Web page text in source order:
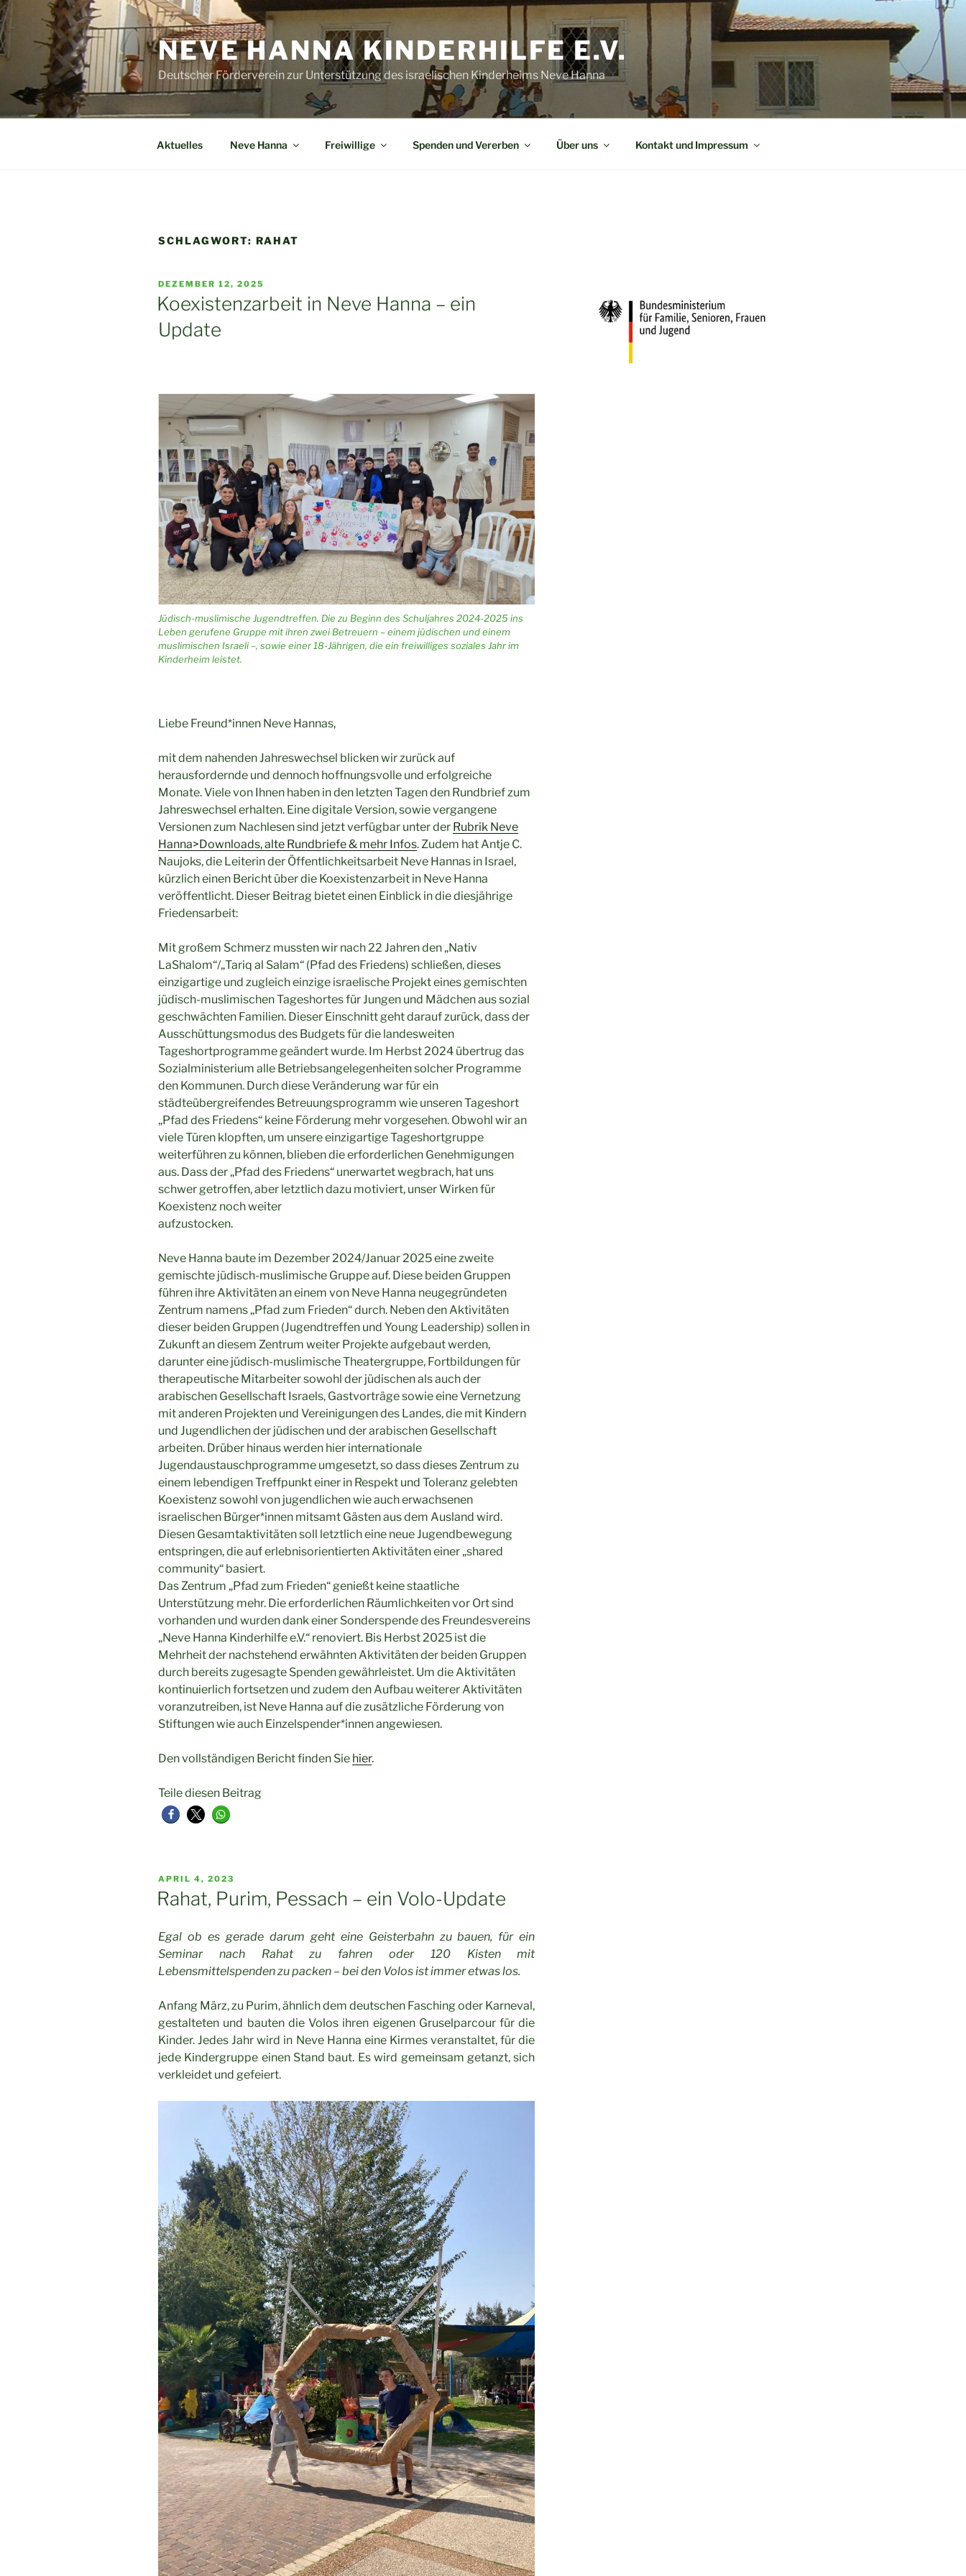
Zum
Inhalt
springen
NEVE HANNA KINDERHILFE E.V.
Deutscher Förderverein zur Unterstützung des israelischen Kinderheims Neve Hanna
Aktuelles Neve Hanna Freiwillige Spenden und Vererben Über uns Kontakt und Impressum
SCHLAGWORT: RAHAT
VERÖFFENTLICHT
AM
DEZEMBER 12, 2025
Koexistenzarbeit in Neve Hanna – ein
Update
Jüdisch-muslimische Jugendtreffen. Die zu Beginn des Schuljahres 2024-2025 ins
Leben gerufene Gruppe mit ihren zwei Betreuern – einem jüdischen und einem
muslimischen Israeli –, sowie einer 18-Jährigen, die ein freiwilliges soziales Jahr im
Kinderheim leistet.
Liebe Freund*innen Neve Hannas,
mit dem nahenden Jahreswechsel blicken wir zurück auf
herausfordernde und dennoch hoffnungsvolle und erfolgreiche
Monate. Viele von Ihnen haben in den letzten Tagen den Rundbrief zum
Jahreswechsel erhalten. Eine digitale Version, sowie vergangene
Versionen zum Nachlesen sind jetzt verfügbar unter der Rubrik Neve
Hanna>Downloads, alte Rundbriefe & mehr Infos. Zudem hat Antje C.
Naujoks, die Leiterin der Öffentlichkeitsarbeit Neve Hannas in Israel,
kürzlich einen Bericht über die Koexistenzarbeit in Neve Hanna
veröffentlicht. Dieser Beitrag bietet einen Einblick in die diesjährige
Friedensarbeit:
Mit großem Schmerz mussten wir nach 22 Jahren den „Nativ
LaShalom“/„Tariq al Salam“ (Pfad des Friedens) schließen, dieses
einzigartige und zugleich einzige israelische Projekt eines gemischten
jüdisch-muslimischen Tageshortes für Jungen und Mädchen aus sozial
geschwächten Familien. Dieser Einschnitt geht darauf zurück, dass der
Ausschüttungsmodus des Budgets für die landesweiten
Tageshortprogramme geändert wurde. Im Herbst 2024 übertrug das
Sozialministerium alle Betriebsangelegenheiten solcher Programme
den Kommunen. Durch diese Veränderung war für ein
städteübergreifendes Betreuungsprogramm wie unseren Tageshort
„Pfad des Friedens“ keine Förderung mehr vorgesehen. Obwohl wir an
viele Türen klopften, um unsere einzigartige Tageshortgruppe
weiterführen zu können, blieben die erforderlichen Genehmigungen
aus. Dass der „Pfad des Friedens“ unerwartet wegbrach, hat uns
schwer getroffen, aber letztlich dazu motiviert, unser Wirken für
Koexistenz noch weiter
aufzustocken.
Neve Hanna baute im Dezember 2024/Januar 2025 eine zweite
gemischte jüdisch-muslimische Gruppe auf. Diese beiden Gruppen
führen ihre Aktivitäten an einem von Neve Hanna neugegründeten
Zentrum namens „Pfad zum Frieden“ durch. Neben den Aktivitäten
dieser beiden Gruppen (Jugendtreffen und Young Leadership) sollen in
Zukunft an diesem Zentrum weiter Projekte aufgebaut werden,
darunter eine jüdisch-muslimische Theatergruppe, Fortbildungen für
therapeutische Mitarbeiter sowohl der jüdischen als auch der
arabischen Gesellschaft Israels, Gastvorträge sowie eine Vernetzung
mit anderen Projekten und Vereinigungen des Landes, die mit Kindern
und Jugendlichen der jüdischen und der arabischen Gesellschaft
arbeiten. Drüber hinaus werden hier internationale
Jugendaustauschprogramme umgesetzt, so dass dieses Zentrum zu
einem lebendigen Treffpunkt einer in Respekt und Toleranz gelebten
Koexistenz sowohl von jugendlichen wie auch erwachsenen
israelischen Bürger*innen mitsamt Gästen aus dem Ausland wird.
Diesen Gesamtaktivitäten soll letztlich eine neue Jugendbewegung
entspringen, die auf erlebnisorientierten Aktivitäten einer „shared
community“ basiert.
Das Zentrum „Pfad zum Frieden“ genießt keine staatliche
Unterstützung mehr. Die erforderlichen Räumlichkeiten vor Ort sind
vorhanden und wurden dank einer Sonderspende des Freundesvereins
„Neve Hanna Kinderhilfe e.V.“ renoviert. Bis Herbst 2025 ist die
Mehrheit der nachstehend erwähnten Aktivitäten der beiden Gruppen
durch bereits zugesagte Spenden gewährleistet. Um die Aktivitäten
kontinuierlich fortsetzen und zudem den Aufbau weiterer Aktivitäten
voranzutreiben, ist Neve Hanna auf die zusätzliche Förderung von
Stiftungen wie auch Einzelspender*innen angewiesen.
Den vollständigen Bericht finden Sie hier.
Teile diesen Beitrag
VERÖFFENTLICHT
AM
APRIL 4, 2023
Rahat, Purim, Pessach – ein Volo-Update
Egal ob es gerade darum geht eine Geisterbahn zu bauen, für ein
Seminar nach Rahat zu fahren oder 120 Kisten mit
Lebensmittelspenden zu packen – bei den Volos ist immer etwas los.
Anfang März, zu Purim, ähnlich dem deutschen Fasching oder Karneval,
gestalteten und bauten die Volos ihren eigenen Gruselparcour für die
Kinder. Jedes Jahr wird in Neve Hanna eine Kirmes veranstaltet, für die
jede Kindergruppe einen Stand baut. Es wird gemeinsam getanzt, sich
verkleidet und gefeiert.